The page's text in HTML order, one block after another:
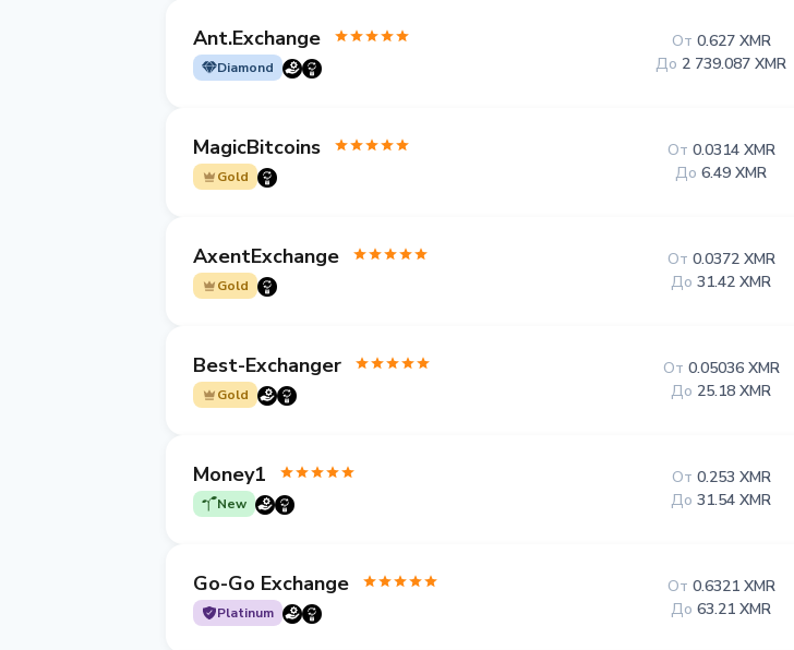
Ant.Exchange
Diamond
От 0.627 XMR
До 2 739.087 XMR
MagicBitcoins
Gold
От 0.0314 XMR
До 6.49 XMR
AxentExchange
Gold
От 0.0372 XMR
До 31.42 XMR
Best-Exchanger
Gold
От 0.05036 XMR
До 25.18 XMR
Money1
New
От 0.253 XMR
До 31.54 XMR
Go-Go Exchange
Platinum
От 0.6321 XMR
До 63.21 XMR